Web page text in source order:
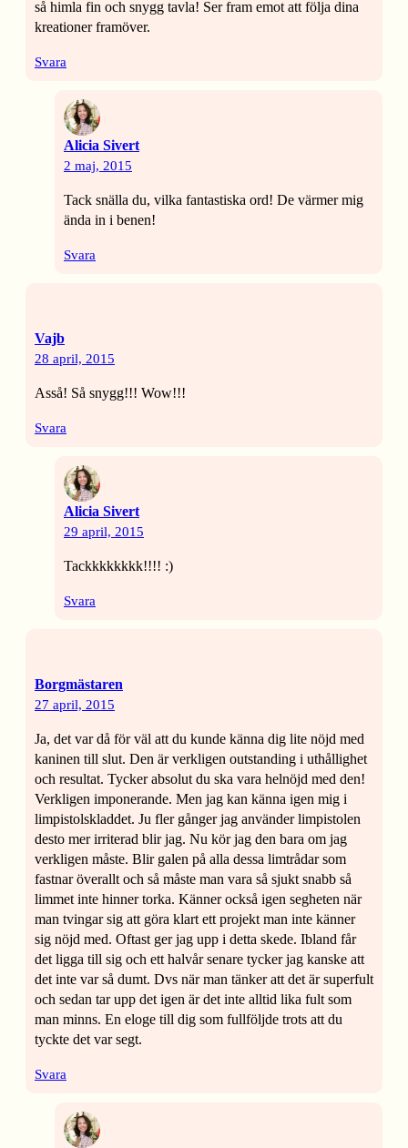
så himla fin och snygg tavla! Ser fram emot att följa dina
kreationer framöver.
Svara
Alicia Sivert
2 maj, 2015
Tack snälla du, vilka fantastiska ord! De värmer mig
ända in i benen!
Svara
Vajb
28 april, 2015
Asså! Så snygg!!! Wow!!!
Svara
Alicia Sivert
29 april, 2015
Tackkkkkkkk!!!! :)
Svara
Borgmästaren
27 april, 2015
Ja, det var då för väl att du kunde känna dig lite nöjd med
kaninen till slut. Den är verkligen outstanding i uthållighet
och resultat. Tycker absolut du ska vara helnöjd med den!
Verkligen imponerande. Men jag kan känna igen mig i
limpistolskladdet. Ju fler gånger jag använder limpistolen
desto mer irriterad blir jag. Nu kör jag den bara om jag
verkligen måste. Blir galen på alla dessa limtrådar som
fastnar överallt och så måste man vara så sjukt snabb så
limmet inte hinner torka. Känner också igen segheten när
man tvingar sig att göra klart ett projekt man inte känner
sig nöjd med. Oftast ger jag upp i detta skede. Ibland får
det ligga till sig och ett halvår senare tycker jag kanske att
det inte var så dumt. Dvs när man tänker att det är superfult
och sedan tar upp det igen är det inte alltid lika fult som
man minns. En eloge till dig som fullföljde trots att du
tyckte det var segt.
Svara